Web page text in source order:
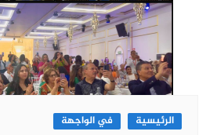
الرئيسية في الواجهة